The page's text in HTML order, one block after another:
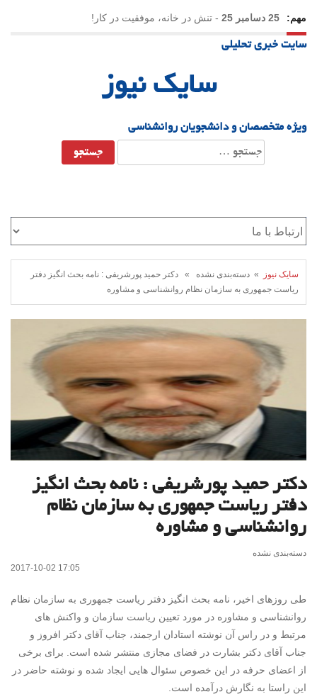
مهم: 25 دسامبر 25 - تنش در خانه، موفقیت در کار!
23 دسامبر 25
-یلدا؛ نماد تاب‌آوری اجتماعی در روزگار دشوار
سایت خبری تحلیلی
سایک نیوز
ویژه متخصصان و دانشجویان روانشناسی
جستجو
برای:
سایک نیوز
» دسته‌بندی نشده » دکتر حمید پورشریفی : نامه بحث انگیز دفتر
ریاست جمهوری به سازمان نظام روانشناسی و مشاوره
دکتر حمید پورشریفی : نامه بحث انگیز
دفتر ریاست جمهوری به سازمان نظام
روانشناسی و مشاوره
دسته‌بندی نشده
2017-10-02 17:05
طی روزهای اخیر، نامه بحث انگیز دفتر ریاست جمهوری به سازمان نظام
روانشناسی و مشاوره در مورد تعیین ریاست سازمان و واکنش های
مرتبط و در راس آن نوشته استادان ارجمند، جناب آقای دکتر افروز و
جناب آقای دکتر بشارت در فضای مجازی منتشر شده است. برای برخی
از اعضای حرفه در این خصوص سئوال هایی ایجاد شده و نوشته حاضر در
این راستا به نگارش درآمده است.